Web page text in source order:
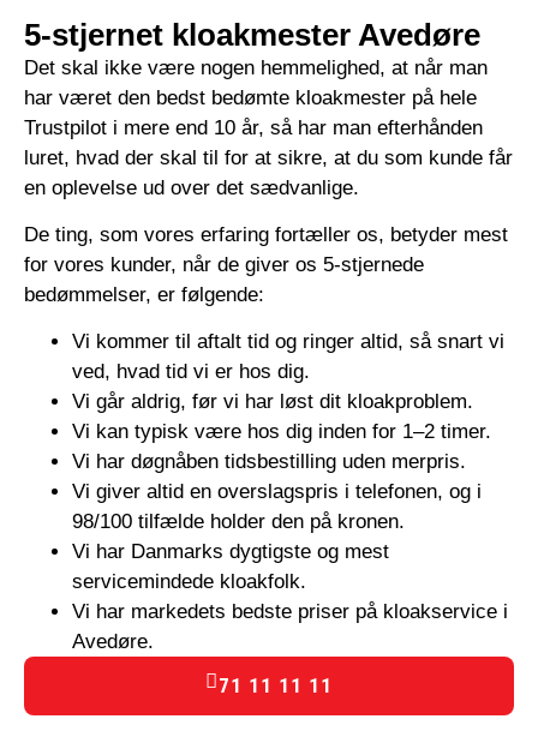
5-stjernet kloakmester Avedøre
Det skal ikke være nogen hemmelighed, at når man
har været den bedst bedømte kloakmester på hele
Trustpilot i mere end 10 år, så har man efterhånden
luret, hvad der skal til for at sikre, at du som kunde får
en oplevelse ud over det sædvanlige.
De ting, som vores erfaring fortæller os, betyder mest
for vores kunder, når de giver os 5-stjernede
bedømmelser, er følgende:
Vi kommer til aftalt tid og ringer altid, så snart vi
ved, hvad tid vi er hos dig.
Vi går aldrig, før vi har løst dit kloakproblem.
Vi kan typisk være hos dig inden for 1–2 timer.
Vi har døgnåben tidsbestilling uden merpris.
Vi giver altid en overslagspris i telefonen, og i
98/100 tilfælde holder den på kronen.
Vi har Danmarks dygtigste og mest
servicemindede kloakfolk.
Vi har markedets bedste priser på kloakservice i
Avedøre.
71 11 11 11